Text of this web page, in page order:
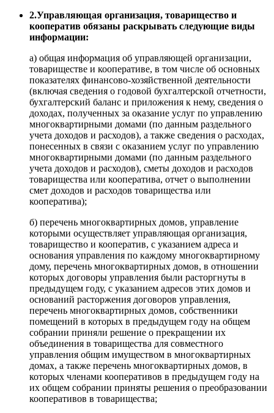
2.Управляющая организация, товарищество и
кооператив обязаны раскрывать следующие виды
информации:
а) общая информация об управляющей организации,
товариществе и кооперативе, в том числе об основных
показателях финансово-хозяйственной деятельности
(включая сведения о годовой бухгалтерской отчетности,
бухгалтерский баланс и приложения к нему, сведения о
доходах, полученных за оказание услуг по управлению
многоквартирными домами (по данным раздельного
учета доходов и расходов), а также сведения о расходах,
понесенных в связи с оказанием услуг по управлению
многоквартирными домами (по данным раздельного
учета доходов и расходов), сметы доходов и расходов
товарищества или кооператива, отчет о выполнении
смет доходов и расходов товарищества или
кооператива);
б) перечень многоквартирных домов, управление
которыми осуществляет управляющая организация,
товарищество и кооператив, с указанием адреса и
основания управления по каждому многоквартирному
дому, перечень многоквартирных домов, в отношении
которых договоры управления были расторгнуты в
предыдущем году, с указанием адресов этих домов и
оснований расторжения договоров управления,
перечень многоквартирных домов, собственники
помещений в которых в предыдущем году на общем
собрании приняли решение о прекращении их
объединения в товарищества для совместного
управления общим имуществом в многоквартирных
домах, а также перечень многоквартирных домов, в
которых членами кооперативов в предыдущем году на
их общем собрании приняты решения о преобразовании
кооперативов в товарищества;